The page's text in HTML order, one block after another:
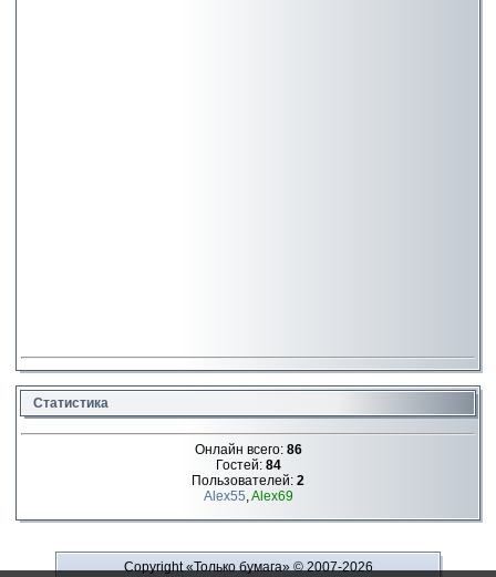
Статистика
Онлайн всего: 86
Гостей: 84
Пользователей: 2
Alex55,Alex69
Copyright «Только бумага»© 2007-2026